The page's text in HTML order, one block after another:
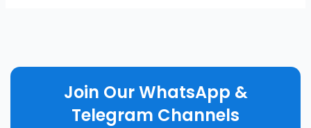
Join Our WhatsApp &
Telegram Channels